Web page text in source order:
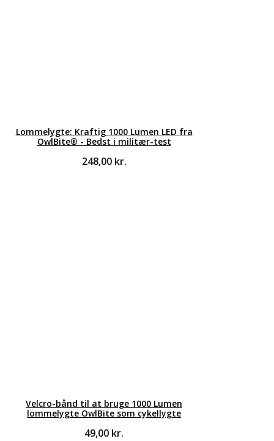
Lommelygte: Kraftig 1000 Lumen LED fra
OwlBite® - Bedst i militær-test
248,00 kr.
Velcro-bånd til at bruge 1000 Lumen
lommelygte OwlBite som cykellygte
49,00 kr.